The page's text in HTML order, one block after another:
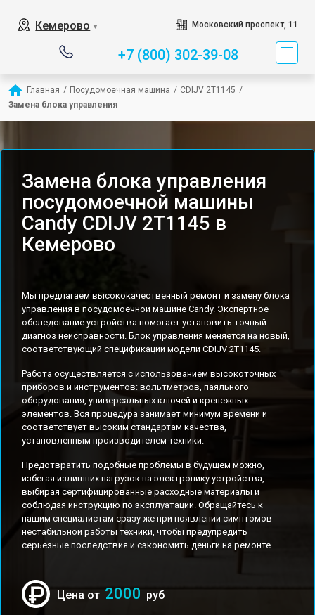
Кемерово ▼ Московский проспект, 11
+7 (800) 302-39-08
Главная / Посудомоечная машина / CDIJV 2T1145 /
Замена блока управления
Замена блока управления
посудомоечной машины
Candy CDIJV 2T1145 в
Кемерово
Мы предлагаем высококачественный ремонт и замену блока
управления в посудомоечной машине Candy. Экспертное
обследование устройства помогает установить точный
диагноз неисправности. Блок управления меняется на новый,
соответствующий спецификации модели CDIJV 2T1145.
Работа осуществляется с использованием высокоточных
приборов и инструментов: вольтметров, паяльного
оборудования, универсальных ключей и крепежных
элементов. Вся процедура занимает минимум времени и
соответствует высоким стандартам качества,
установленным производителем техники.
Предотвратить подобные проблемы в будущем можно,
избегая излишних нагрузок на электронику устройства,
выбирая сертифицированные расходные материалы и
соблюдая инструкцию по эксплуатации. Обращайтесь к
нашим специалистам сразу же при появлении симптомов
нестабильной работы техники, чтобы предупредить
серьезные последствия и сэкономить деньги на ремонте.
Цена от 2000 руб